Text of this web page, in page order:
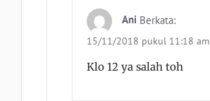
Ani Berkata:
15/11/2018 pukul 11:18 am
Klo 12 ya salah toh